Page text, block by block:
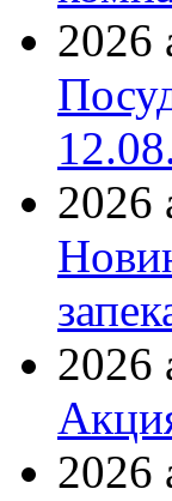
2026
2026
2026
2026